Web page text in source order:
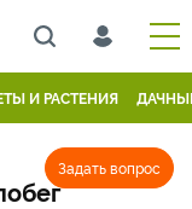
И РАСТЕНИЯ
Задать вопрос